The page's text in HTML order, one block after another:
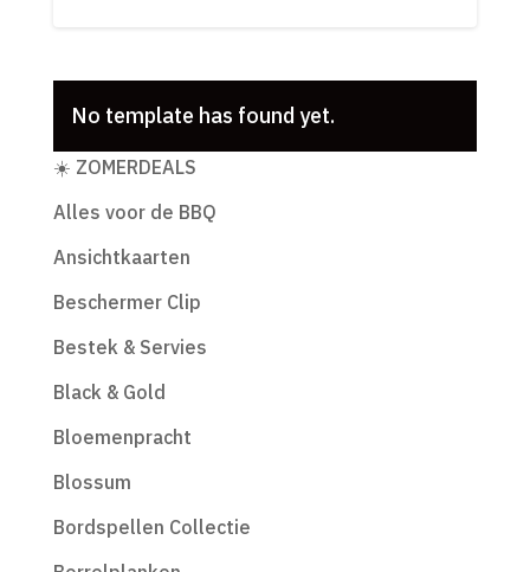
No template has found yet.
Productcategorieën
☀️ ZOMERDEALS
Alles voor de BBQ
Ansichtkaarten
Beschermer Clip
Bestek & Servies
Black & Gold
Bloemenpracht
Blossum
Bordspellen Collectie